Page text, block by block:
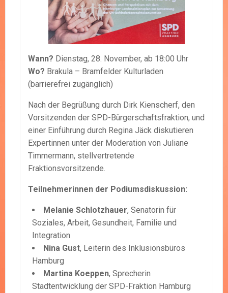
Wann? Dienstag, 28. November, ab 18:00 Uhr
Wo? Brakula – Bramfelder Kulturladen
(barrierefrei zugänglich)
Nach der Begrüßung durch Dirk Kienscherf, den
Vorsitzenden der SPD-Bürgerschaftsfraktion, und
einer Einführung durch Regina Jäck diskutieren
Expertinnen unter der Moderation von Juliane
Timmermann, stellvertretende
Fraktionsvorsitzende.
Teilnehmerinnen der Podiumsdiskussion:
Melanie Schlotzhauer, Senatorin für
Soziales, Arbeit, Gesundheit, Familie und
Integration
Nina Gust, Leiterin des Inklusionsbüros
Hamburg
Martina Koeppen, Sprecherin
Stadtentwicklung der SPD-Fraktion Hamburg